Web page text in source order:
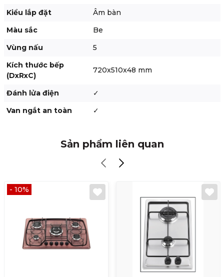
Kiểu lắp đặt
Âm bàn
Màu sắc
Be
Vùng nấu
5
Kích thước bếp
(DxRxC)
720x510x48 mm
Đánh lửa điện
✓
Van ngắt an toàn
✓
Sản phẩm liên quan
- 10%